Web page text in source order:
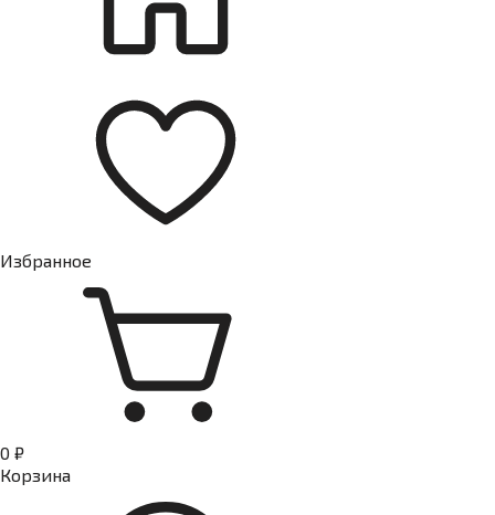
Избранное
0 ₽
Корзина